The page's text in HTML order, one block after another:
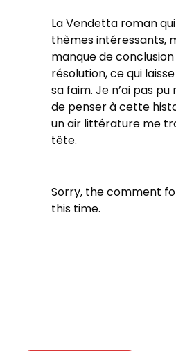
La Vendetta roman
thèmes intéressants,
manque de
résolution, ce qui
sa faim. Je n’ai pas
de penser à cette
un air littérature me
tête.
Sorry, the comment
this time.